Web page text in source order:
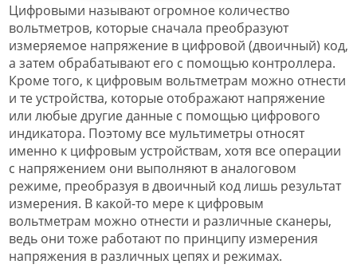
Цифровыми называют огромное количество
вольтметров, которые сначала преобразуют
измеряемое напряжение в цифровой (двоичный) код,
а затем обрабатывают его с помощью контроллера.
Кроме того, к цифровым вольтметрам можно отнести
и те устройства, которые отображают напряжение
или любые другие данные с помощью цифрового
индикатора. Поэтому все мультиметры относят
именно к цифровым устройствам, хотя все операции
с напряжением они выполняют в аналоговом
режиме, преобразуя в двоичный код лишь результат
измерения. В какой-то мере к цифровым
вольтметрам можно отнести и различные сканеры,
ведь они тоже работают по принципу измерения
напряжения в различных цепях и режимах.